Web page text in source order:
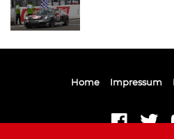
Home Impressum